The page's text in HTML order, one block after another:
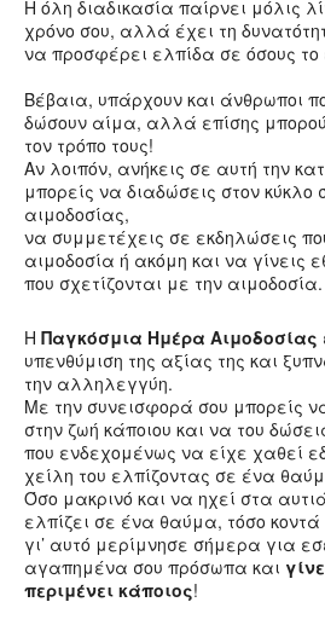
Η όλη διαδικασία παίρνει μόλις
χρόνο σου, αλλά έχει τη
να προσφέρει ελπίδα σε όσους
Βέβαια, υπάρχουν και άνθρωποι
δώσουν αίμα, αλλά επίσης
τον τρόπο τους!
Αν λοιπόν, ανήκεις σε αυτή την
μπορείς να διαδώσεις στον κύκλο
αιμοδοσίας,
να συμμετέχεις σε εκδηλώσεις
αιμοδοσία ή ακόμη και να γίνεις
που σχετίζονται με την αιμοδοσία.
Η Παγκόσμια Ημέρα Αιμοδοσίας
υπενθύμιση της αξίας της και
την αλληλεγγύη.
Με την συνεισφορά σου μπορείς
στην ζωή κάποιου και να του
που ενδεχομένως να είχε χαθεί
χείλη του ελπίζοντας σε ένα
Όσο μακρινό και να ηχεί στα
ελπίζει σε ένα θαύμα, τόσο
γι’ αυτό μερίμνησε σήμερα για
αγαπημένα σου πρόσωπα και
περιμένει κάποιος!